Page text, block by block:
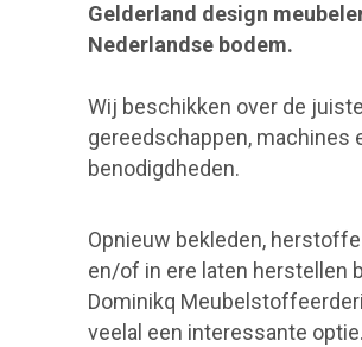
Gelderland design
Nederlandse bodem.
Wij beschikken over de juiste
gereedschappen, machines
benodigdheden.
Opnieuw bekleden,
en/of in ere laten herstellen
Dominikq
veelal een interessante optie.